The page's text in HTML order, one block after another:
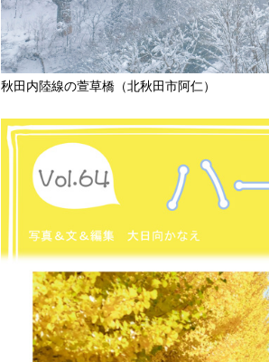
秋田内陸線の萱草橋（北秋田市阿仁）